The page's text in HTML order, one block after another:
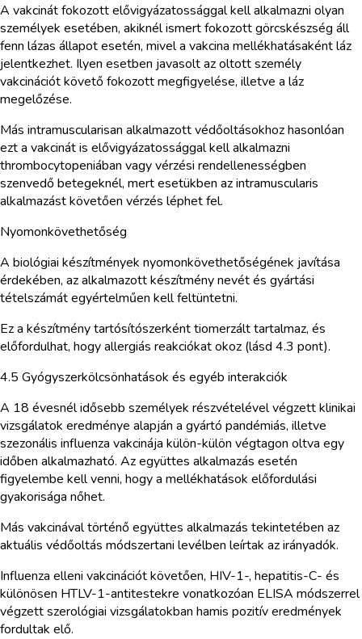
A vakcinát fokozott elővigyázatossággal kell alkalmazni olyan
személyek esetében, akiknél ismert fokozott görcskészség áll
fenn lázas állapot esetén, mivel a vakcina mellékhatásaként láz
jelentkezhet. Ilyen esetben javasolt az oltott személy
vakcinációt követő fokozott megfigyelése, illetve a láz
megelőzése.
Más intramuscularisan alkalmazott védőoltásokhoz hasonlóan
ezt a vakcinát is elővigyázatossággal kell alkalmazni
thrombocytopeniában vagy vérzési rendellenességben
szenvedő betegeknél, mert esetükben az intramuscularis
alkalmazást követően vérzés léphet fel.
Nyomonkövethetőség
A biológiai készítmények nyomonkövethetőségének javítása
érdekében, az alkalmazott készítmény nevét és gyártási
tételszámát egyértelműen kell feltüntetni.
Ez a készítmény tartósítószerként tiomerzált tartalmaz, és
előfordulhat, hogy allergiás reakciókat okoz (lásd 4.3 pont).
4.5 Gyógyszerkölcsönhatások és egyéb interakciók
A 18 évesnél idősebb személyek részvételével végzett klinikai
vizsgálatok eredménye alapján a gyártó pandémiás, illetve
szezonális influenza vakcinája külön-külön végtagon oltva egy
időben alkalmazható. Az együttes alkalmazás esetén
figyelembe kell venni, hogy a mellékhatások előfordulási
gyakorisága nőhet.
Más vakcinával történő együttes alkalmazás tekintetében az
aktuális védőoltás módszertani levélben leírtak az irányadók.
Influenza elleni vakcinációt követően, HIV-1-, hepatitis-C- és
különösen HTLV-1-antitestekre vonatkozóan ELISA módszerrel
végzett szerológiai vizsgálatokban hamis pozitív eredmények
fordultak elő.